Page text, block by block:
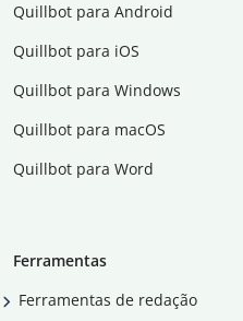
Quillbot para Android
Quillbot para iOS
Quillbot para Windows
Quillbot para macOS
Quillbot para Word
Ferramentas
Ferramentas de redação